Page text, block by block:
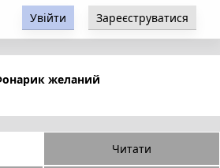
Увійти Зареєструватися
желаний
Читати